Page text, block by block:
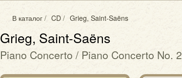
В каталог / CD / Grieg, Saint-Saëns
Grieg, Saint-Saëns
Piano Concerto / Piano Concerto No. 2